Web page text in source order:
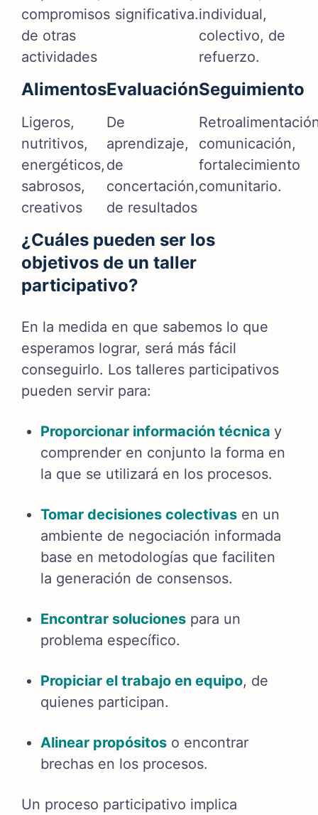
compromisos
de otras
actividades
significativa.individual,
colectivo, de
refuerzo.
Alimentos
Ligeros,
nutritivos,
energéticos,
sabrosos,
creativos
Evaluación
De
aprendizaje,
de
concertación,
de resultados
Seguimiento
comunicación,
fortalecimiento
comunitario.
¿Cuáles pueden ser los
objetivos de un taller
participativo?
En la medida en que sabemos lo que
esperamos lograr, será más fácil
conseguirlo. Los talleres participativos
pueden servir para:
Proporcionar información técnica y
comprender en conjunto la forma en
la que se utilizará en los procesos.
Tomar decisiones colectivas en un
ambiente de negociación informada
base en metodologías que faciliten
la generación de consensos.
Encontrar soluciones para un
problema específico.
Propiciar el trabajo en equipo, de
quienes participan.
Alinear propósitos o encontrar
brechas en los procesos.
Un proceso participativo implica